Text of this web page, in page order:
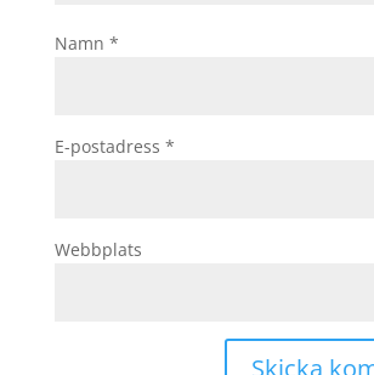
Namn *
E-postadress *
Webbplats